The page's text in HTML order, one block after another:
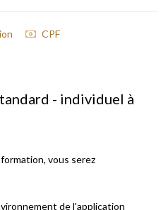
CPF
- individuel à
vous serez
de l'application